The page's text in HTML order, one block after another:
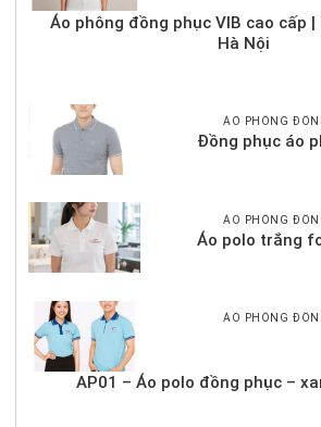
Áo phông đồng phục VIB cao cấp
Hà Nội
ÁO PHÔNG
Đồng phục áo
ÁO PHÔNG
Áo polo trắng
ÁO PHÔNG
AP01 – Áo polo đồng phục –